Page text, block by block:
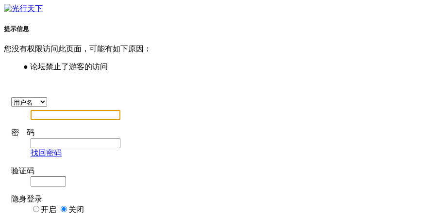
提示信息
您没有权限访问此页面，可能有如下原因：
● 论坛禁止了游客的访问
密 码
找回密码
验证码
隐身登录
开启
关闭